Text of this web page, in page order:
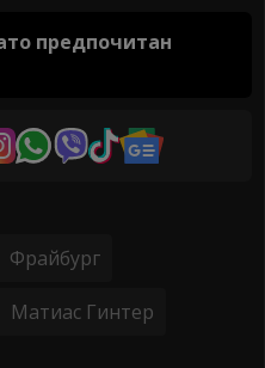
предпочитан
Фрайбург
Матиас Гинтер